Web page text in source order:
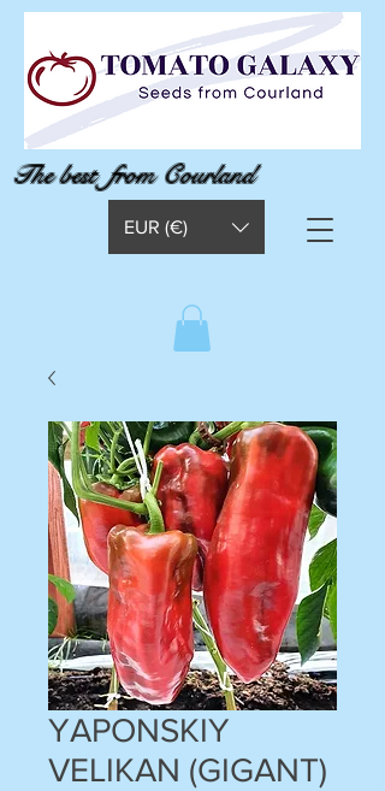
The best from Courland
EUR (€)
YAPONSKIY
VELIKAN (GIGANT)